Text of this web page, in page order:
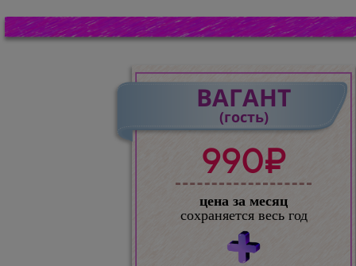
ВАГАНТ
(гость)
990₽
цена за месяц
сохраняется весь год